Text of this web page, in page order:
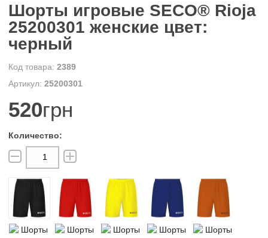
Шорты игровые SECO® Rioja
25200301 женские цвет:
черный
2389
25200301
520грн